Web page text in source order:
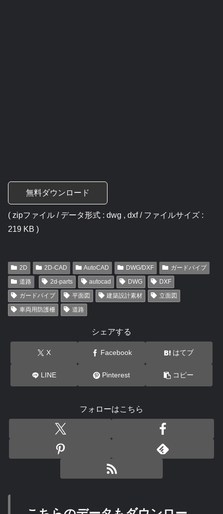
無料ダウンロード
( zipファイル / データ形式 : dwg , dxf / ファイルサイズ :
219 KB )
2D 2D-CAD AutoCAD DWG/DXF
ガードパイプ
道路
2d-parts autocad DWG
DXF
ガードパイプ
平面図 建築設計素材
立面図
車両用防護柵
道路
シェアする
X Facebook はてブ
LINE Pinterest コピー
フォローはこちら